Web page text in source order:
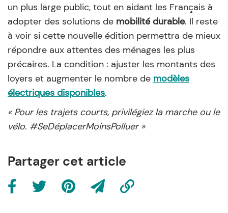
un plus large public, tout en aidant les Français à
adopter des solutions de mobilité durable. Il reste
à voir si cette nouvelle édition permettra de mieux
répondre aux attentes des ménages les plus
précaires. La condition : ajuster les montants des
loyers et augmenter le nombre de modèles
électriques disponibles.
« Pour les trajets courts, privilégiez la marche ou le
vélo. #SeDéplacerMoinsPolluer »
Partager cet article